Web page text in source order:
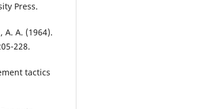
Press.
A. A. (1964).
228.
tactics